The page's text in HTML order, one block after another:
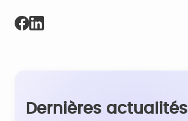
Dernières actualités